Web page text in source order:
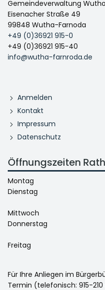
Gemeindeverwaltung
Eisenacher Straße 49
99848 Wutha-Farnoda
+49 (0)36921 915-0
+49 (0)36921 915-40
info@wutha-farnroda.de
Anmelden
Kontakt
Impressum
Datenschutz
Öffnungszeiten
Montag
Dienstag
Mittwoch
Donnerstag
Freitag
Für Ihre Anliegen im
Termin (telefonisch: 915-